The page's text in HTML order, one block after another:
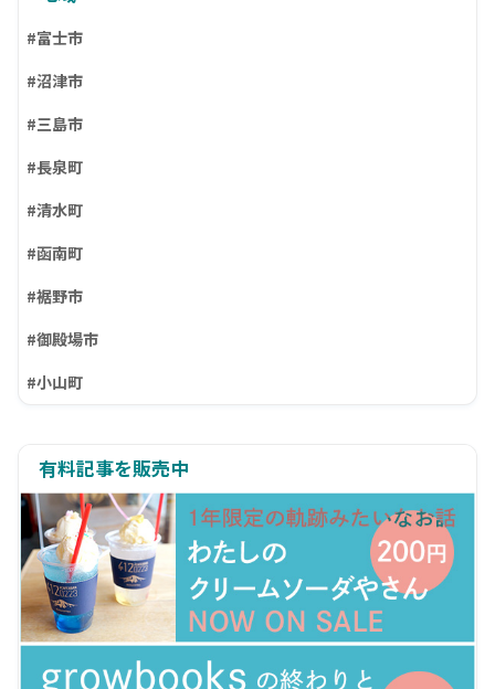
#富士市
#沼津市
#三島市
#長泉町
#清水町
#函南町
#裾野市
#御殿場市
#小山町
有料記事を販売中